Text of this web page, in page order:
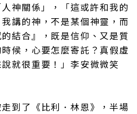
神關係」，「這或許和我的
講的神，不是某個神靈，而
結合』，既是信仰、又是質
候，心要怎麼寄託？真假虛
就很重要！」李安微微笑
到了《比利．林恩》，半場